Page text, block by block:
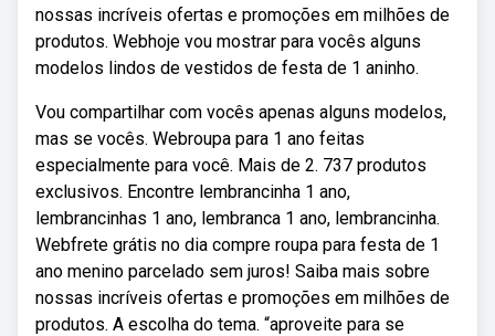
nossas incríveis ofertas e promoções em milhões de
produtos. Webhoje vou mostrar para vocês alguns
modelos lindos de vestidos de festa de 1 aninho.
Vou compartilhar com vocês apenas alguns modelos,
mas se vocês. Webroupa para 1 ano feitas
especialmente para você. Mais de 2. 737 produtos
exclusivos. Encontre lembrancinha 1 ano,
lembrancinhas 1 ano, lembranca 1 ano, lembrancinha.
Webfrete grátis no dia compre roupa para festa de 1
ano menino parcelado sem juros! Saiba mais sobre
nossas incríveis ofertas e promoções em milhões de
produtos. A escolha do tema. “aproveite para se